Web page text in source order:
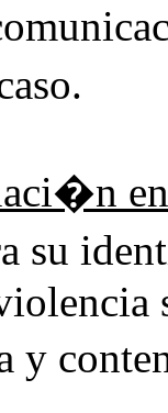
en
su
y